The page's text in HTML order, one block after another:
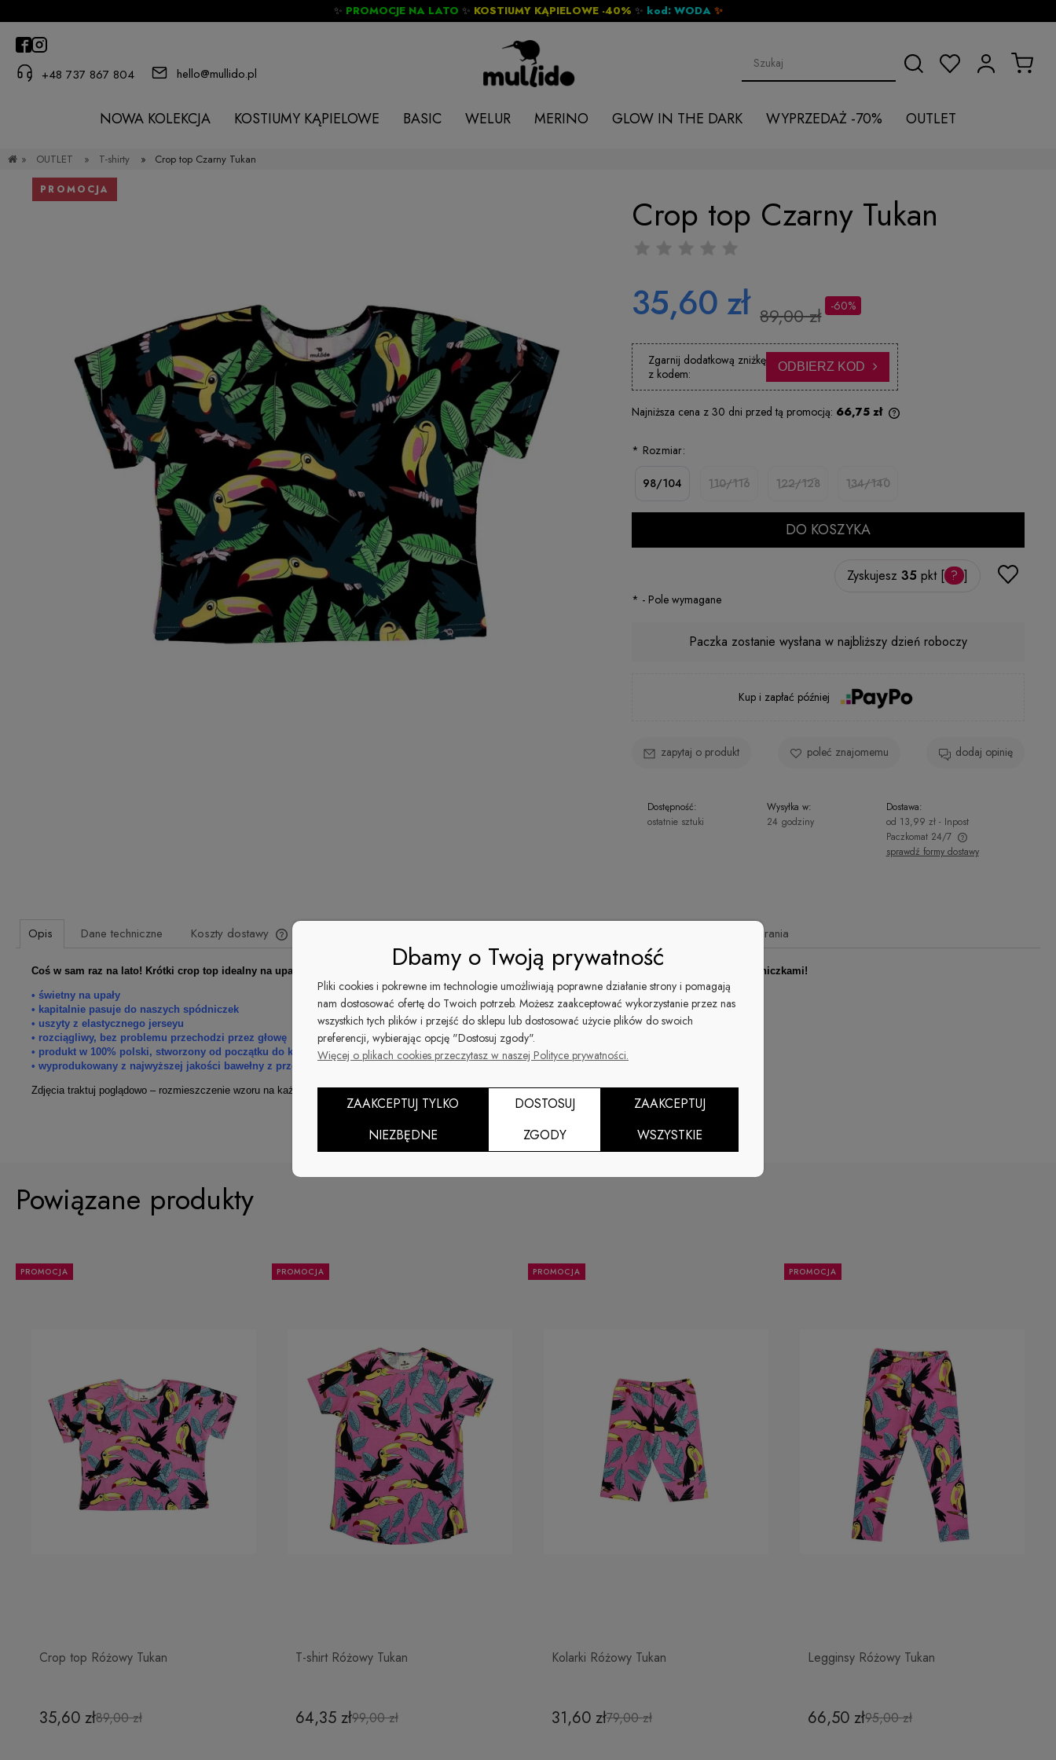
✨ PROMOCJE NA LATO ✨ KOSTIUMY KĄPIELOWE -40% ✨ kod: WODA ✨
+48 737 867 804 hello@mullido.pl
NOWA KOLEKCJA KOSTIUMY KĄPIELOWE BASIC WELUR MERINO GLOW IN THE DARK WYPRZEDAŻ -70% OUTLET
» OUTLET » T-shirty » Crop top Czarny Tukan
PROMOCJA
Crop top Czarny Tukan
35,60 zł 89,00 zł -60%
Zgarnij dodatkową zniżkę
z kodem:
ODBIERZ KOD
Najniższa cena z 30 dni przed tą promocją: 66,75 zł
cena od momentu, kiedy produkt
pojawił się w sprzedaży.
* Rozmiar:
98/104 110/116 122/128 134/140
DO KOSZYKA
Zyskujesz 35 pkt [ ? ]
* - Pole wymagane
Paczka zostanie wysłana w najbliższy dzień roboczy
Kup i zapłać później
zapytaj o produkt poleć znajomemu dodaj opinię
Dostępność:
ostatnie sztuki
Wysyłka w:
24 godziny
Dostawa:
od 13,99 zł - Inpost
Paczkomat 24/7
sprawdź formy dostawy
Opis Dane techniczne Koszty dostawy
Cena nie zawiera ewentualnych kosztów
płatności
Instrukcja prania
Coś w sam raz na lato! Krótki crop top idealny na upalne dni! Znakomicie komponuje się z naszymi szortami, legginsami i - przede wszystkim - spódniczkami!
• świetny na upały
• kapitalnie pasuje do naszych spódniczek
• uszyty z elastycznego jerseyu
• rozciągliwy, bez problemu przechodzi przez głowę
• produkt w 100% polski, stworzony od początku do końca w zgodzie z naturą i ze środowiskiem
• wyprodukowany z najwyższej jakości bawełny z przędzy organicznej z certyfikatem GOTS
Zdjęcia traktuj poglądowo – rozmieszczenie wzoru na każdym produkcie może się różnić.
Powiązane produkty
Crop top Różowy Tukan
35,60 zł89,00 zł
PROMOCJA
T-shirt Różowy Tukan
64,35 zł99,00 zł
PROMOCJA
Kolarki Różowy Tukan
31,60 zł79,00 zł
PROMOCJA
Legginsy Różowy Tukan
66,50 zł95,00 zł
PROMOCJA
Dbamy o Twoją prywatność
Pliki cookies i pokrewne im technologie umożliwiają poprawne działanie strony i pomagają
nam dostosować ofertę do Twoich potrzeb. Możesz zaakceptować wykorzystanie przez nas
wszystkich tych plików i przejść do sklepu lub dostosować użycie plików do swoich
preferencji, wybierając opcję "Dostosuj zgody".
Więcej o plikach cookies przeczytasz w naszej Polityce prywatności.
ZAAKCEPTUJ TYLKO
NIEZBĘDNE
DOSTOSUJ
ZGODY
ZAAKCEPTUJ
WSZYSTKIE